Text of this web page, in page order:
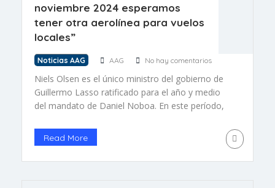
noviembre 2024 esperamos
tener otra aerolínea para vuelos
locales”
Noticias AAG AAG No hay comentarios
Niels Olsen es el único ministro del gobierno de
Guillermo Lasso ratificado para el año y medio
del mandato de Daniel Noboa. En este período,
que espera finiquitar los pendientes de la anterior
administración. Olsen afirma que entre los planes
del país está la llegada de […]
Read More